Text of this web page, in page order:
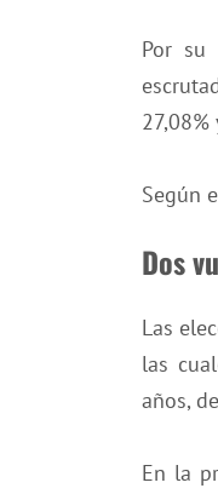
Por
Según
Dos
Las
las
años,
En la